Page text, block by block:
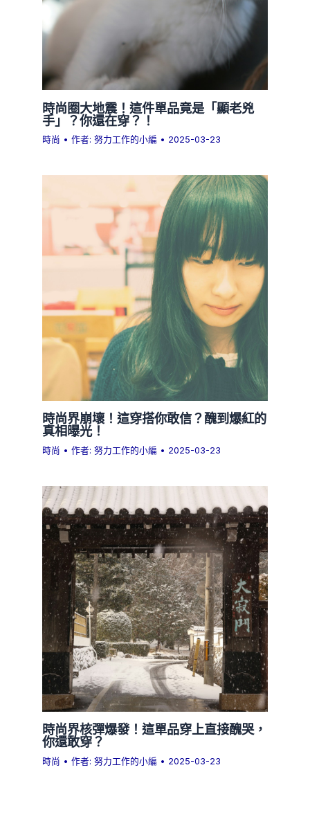
時尚圈大地震！這件單品竟是「顯老兇
手」？你還在穿？！
時尚 • 作者:努力工作的小編 • 2025-03-23
時尚界崩壞！這穿搭你敢信？醜到爆紅的
真相曝光！
時尚 • 作者:努力工作的小編 • 2025-03-23
時尚界核彈爆發！這單品穿上直接醜哭，
你還敢穿？
時尚 • 作者:努力工作的小編 • 2025-03-23